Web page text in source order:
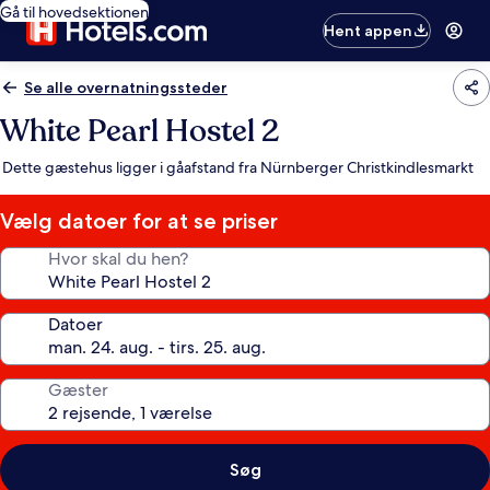
Gå til hovedsektionen
Hent appen
Se alle overnatningssteder
White Pearl Hostel 2
Dette gæstehus ligger i gåafstand fra Nürnberger Christkindlesmarkt
Vælg datoer for at se priser
Hvor skal du hen?
Datoer
Gæster
Søg